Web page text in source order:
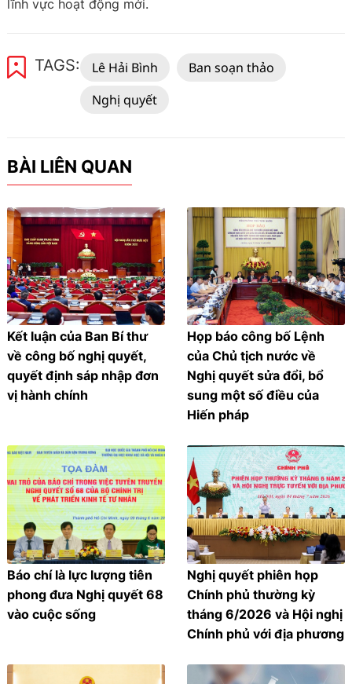
lĩnh vực hoạt động mới.
TAGS: Lê Hải Bình
Ban soạn thảo
Nghị quyết
BÀI LIÊN QUAN
Kết luận của Ban Bí thư
về công bố nghị quyết,
quyết định sáp nhập đơn
vị hành chính
Họp báo công bố Lệnh
của Chủ tịch nước về
Nghị quyết sửa đổi, bổ
sung một số điều của
Hiến pháp
Báo chí là lực lượng tiên
phong đưa Nghị quyết 68
vào cuộc sống
Nghị quyết phiên họp
Chính phủ thường kỳ
tháng 6/2026 và Hội nghị
Chính phủ với địa phương